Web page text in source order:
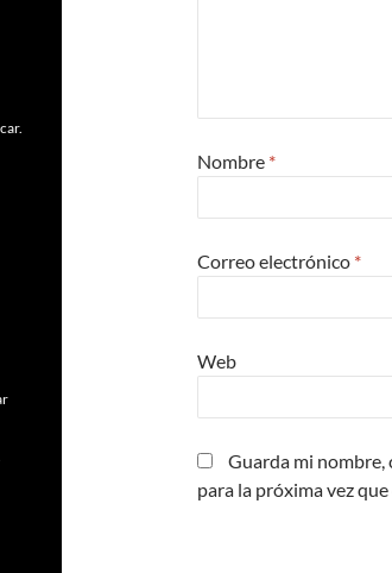
Nombre *
Correo electrónico *
Web
Guarda mi nombre,
para la próxima vez